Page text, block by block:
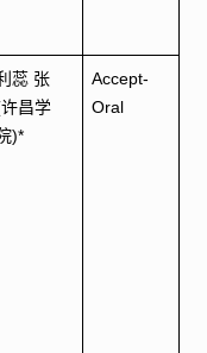
蕊 张
昌学
)*
Accept-
Oral